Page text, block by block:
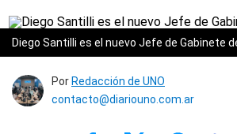
Diego Santilli es el nuevo Jefe de Gabinete
Por Redacción de UNO
contacto@diariouno.com.ar